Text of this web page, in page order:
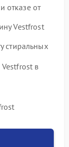
отказе от
Vestfrost
стиральных
в